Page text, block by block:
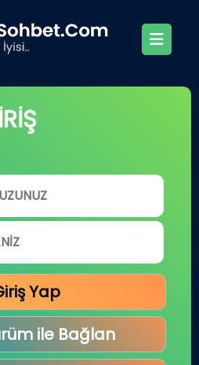
Yap
ile Bağlan